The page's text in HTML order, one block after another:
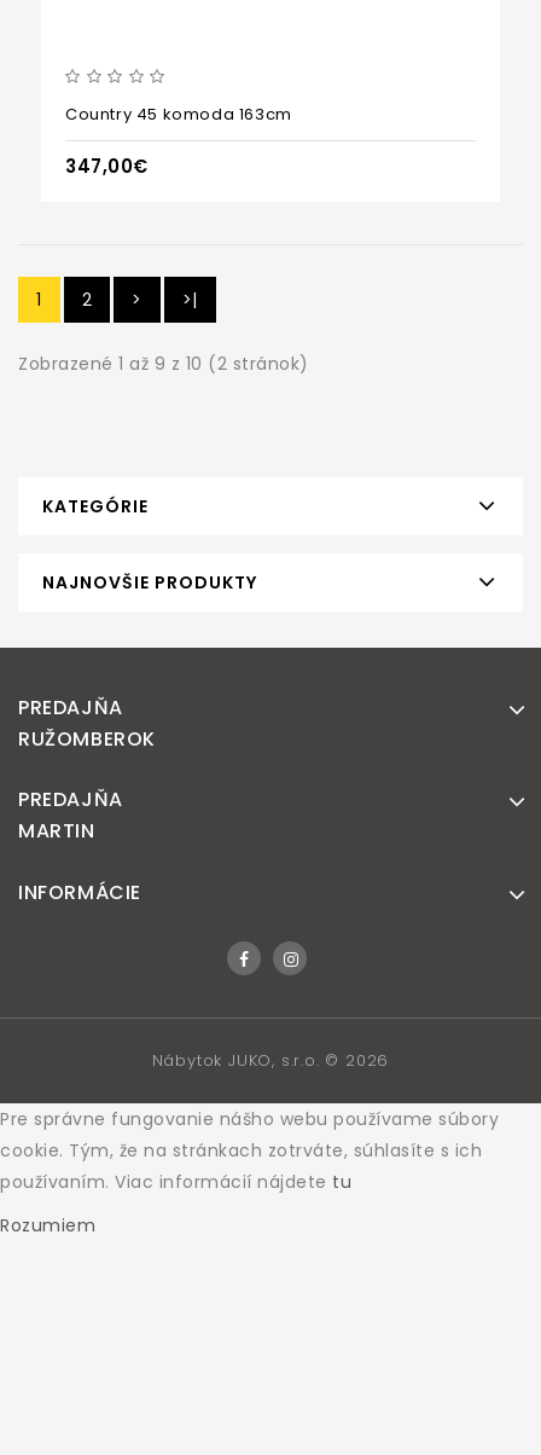
Country 45 komoda 163cm
347,00€
1 2 > >|
Zobrazené 1 až 9 z 10 (2 stránok)
KATEGÓRIE
NAJNOVŠIE PRODUKTY
PREDAJŇA
RUŽOMBEROK
PREDAJŇA
MARTIN
INFORMÁCIE
Nábytok JUKO, s.r.o. © 2026
Pre správne fungovanie nášho webu používame súbory
cookie. Tým, že na stránkach zotrváte, súhlasíte s ich
používaním. Viac informácií nájdete tu
Rozumiem